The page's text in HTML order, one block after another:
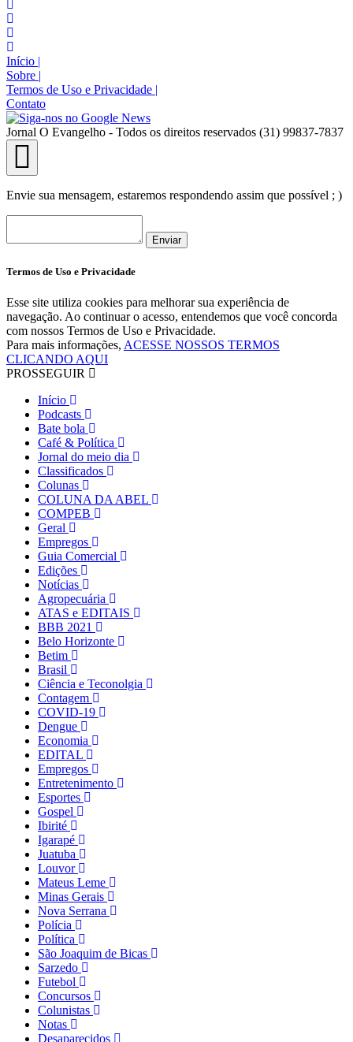
Início |
Sobre |
Termos de Uso e Privacidade |
Contato
Jornal O Evangelho - Todos os direitos reservados (31) 99837-7837
Envie sua mensagem, estaremos respondendo assim que possível ; )
Enviar
Termos de Uso e Privacidade
Esse site utiliza cookies para melhorar sua experiência de
navegação. Ao continuar o acesso, entendemos que você concorda
com nossos Termos de Uso e Privacidade.
Para mais informações, ACESSE NOSSOS TERMOS
CLICANDO AQUI
PROSSEGUIR
Início
Podcasts
Bate bola
Café & Política
Jornal do meio dia
Classificados
Colunas
COLUNA DA ABEL
COMPEB
Geral
Empregos
Guia Comercial
Edições
Notícias
Agropecuária
ATAS e EDITAIS
BBB 2021
Belo Horizonte
Betim
Brasil
Ciência e Teconolgia
Contagem
COVID-19
Dengue
Economia
EDITAL
Empregos
Entretenimento
Esportes
Gospel
Ibirité
Igarapé
Juatuba
Louvor
Mateus Leme
Minas Gerais
Nova Serrana
Polícia
Política
São Joaquim de Bicas
Sarzedo
Futebol
Concursos
Colunistas
Notas
Desaparecidos